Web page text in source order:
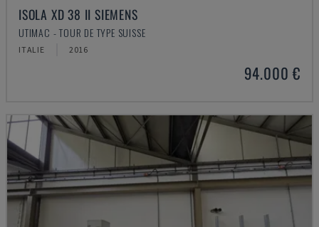
ISOLA XD 38 II SIEMENS
UTIMAC - TOUR DE TYPE SUISSE
ITALIE 2016
94.000 €